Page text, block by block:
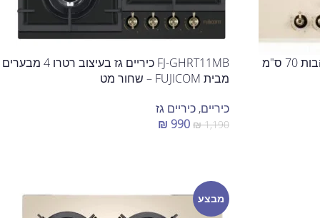
BL70RSCG כיריים גז זכוכית 5 להבות 70 ס"מ
FJ-GHRT11MB כיריים גז בעיצוב רטרו 4 מבערים
מבית FUJICOM – שחור מט
כיריים, כיריים גז
₪1,190
₪ 990
מבצע